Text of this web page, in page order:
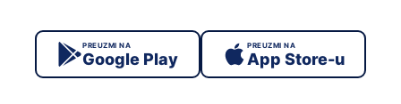
PREUZMI NA
Google Play
PREUZMI NA
App Store-u